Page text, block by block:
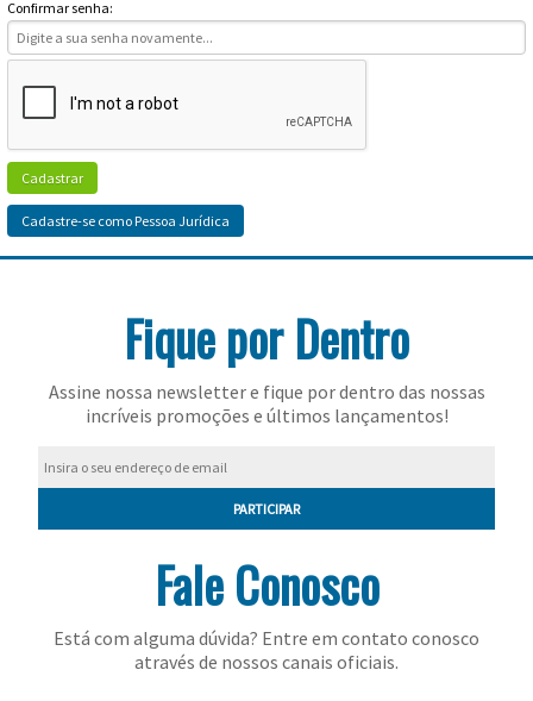
Bolas
Toalhas
Confirmar senha:
Cadastrar
Cadastre-se como Pessoa Jurídica
Fique por Dentro
Assine nossa newsletter e fique por dentro das nossas
incríveis promoções e últimos lançamentos!
PARTICIPAR
Fale Conosco
Está com alguma dúvida? Entre em contato conosco
através de nossos canais oficiais.